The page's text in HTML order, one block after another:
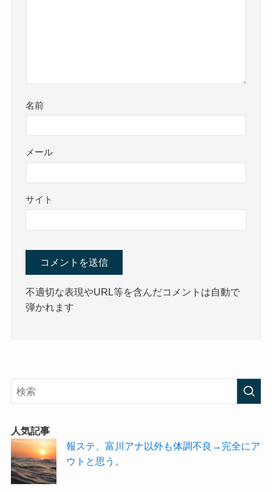
名前
メール
サイト
不適切な表現やURL等を含んだコメントは自動で
弾かれます
人気記事
報ステ、富川アナ以外も体調不良→完全にア
ウトと思う。